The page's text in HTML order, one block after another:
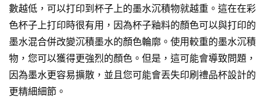
數越低，可以打印到杯子上的墨水沉積物就越重。這在在彩
色杯子上打印時很有用，因為杯子釉料的顏色可以與打印的
墨水混合併改變沉積墨水的顏色輪廓。使用較重的墨水沉積
物，您可以獲得更強烈的顏色。但是，這可能會導致問題，
因為墨水更容易擴散，並且您可能會丟失印刷禮品杯設計的
更精細細節。